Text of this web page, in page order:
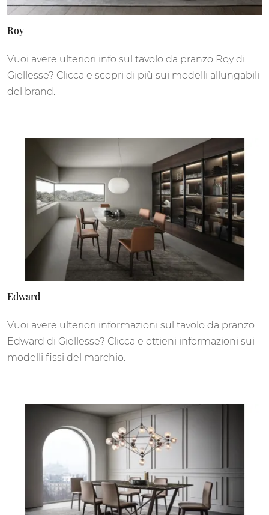
Roy
Vuoi avere ulteriori info sul tavolo da pranzo Roy di
Giellesse? Clicca e scopri di più sui modelli allungabili
del brand.
Edward
Vuoi avere ulteriori informazioni sul tavolo da pranzo
Edward di Giellesse? Clicca e ottieni informazioni sui
modelli fissi del marchio.